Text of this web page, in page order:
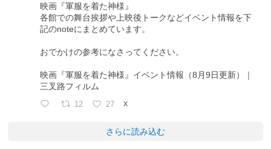
映画『軍服を着た神様』
各館での舞台挨拶や上映後トークなどイベント情報を下
記のnoteにまとめています。
おでかけの参考になさってください。
映画『軍服を着た神様』イベント情報（8月9日更新）｜
三叉路フィルム
12 27 X
さらに読み込む